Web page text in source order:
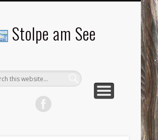
Stolpe am See